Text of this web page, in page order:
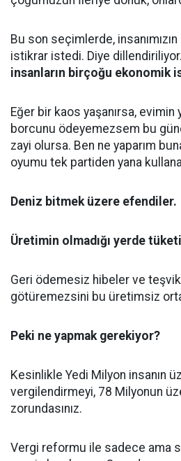
Bu son seçimlerde,
istikrar istedi. Diye dillendiriliyor.
insanların birçoğu ekonomik
Eğer bir kaos yaşanırsa, evimin
borcunu ödeyemezsem bu
zayi olursa. Ben ne yaparım
oyumu tek partiden yana
Deniz bitmek üzere efendiler.
Üretimin olmadığı yerde
Geri ödemesiz hibeler ve
götüremezsini bu üretimsiz
Peki ne yapmak gerekiyor?
Kesinlikle Yedi Milyon insanın
vergilendirmeyi, 78 Milyonun
zorundasınız.
Vergi reformu ile sadece ama